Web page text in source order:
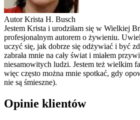
Autor Krista H. Busch
Jestem Krista i urodziłam się w Wielkiej
profesjonalnym autorem o żywieniu.
uczyć się, jak dobrze się odżywiać i być
zabrała mnie na cały świat i miałem
niesamowitych ludzi. Jestem też wielkim
więc często można mnie spotkać, gdy
nie są śmieszne).
Opinie klientów